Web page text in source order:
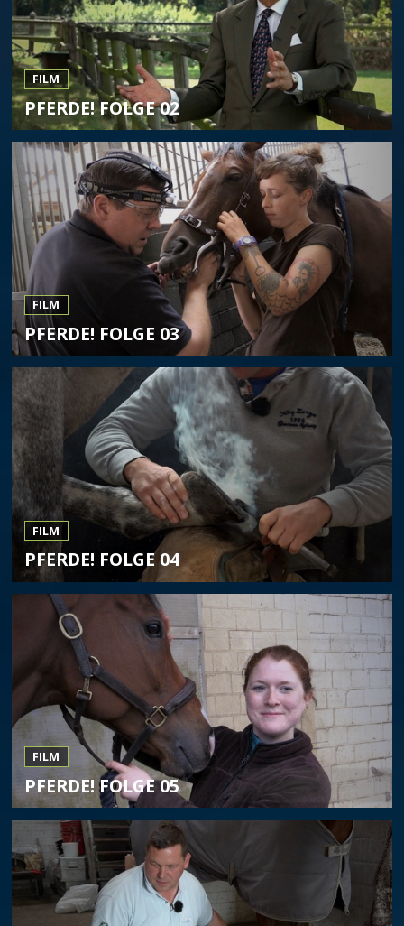
FILM
PFERDE! FOLGE 02
FILM
PFERDE! FOLGE 03
FILM
PFERDE! FOLGE 04
FILM
PFERDE! FOLGE 05